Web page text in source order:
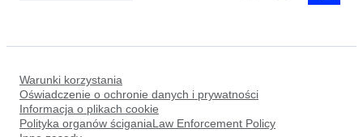
Warunki korzystania
Oświadczenie o ochronie danych i prywatności
Informacja o plikach cookie
Polityka organów ściganiaLaw Enforcement Policy